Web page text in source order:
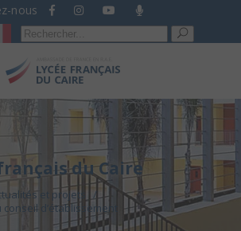
nous
Recherche
pour :
du Caire
et projets
/
d’établissement